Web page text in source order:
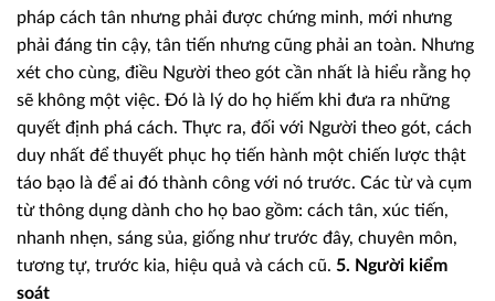
pháp cách tân nhưng phải được chứng minh, mới nhưng
phải đáng tin cậy, tân tiến nhưng cũng phải an toàn. Nhưng
xét cho cùng, điều Người theo gót cần nhất là hiểu rằng họ
sẽ không một việc. Đó là lý do họ hiếm khi đưa ra những
quyết định phá cách. Thực ra, đối với Người theo gót, cách
duy nhất để thuyết phục họ tiến hành một chiến lược thật
táo bạo là để ai đó thành công với nó trước. Các từ và cụm
từ thông dụng dành cho họ bao gồm: cách tân, xúc tiến,
nhanh nhẹn, sáng sủa, giống như trước đây, chuyên môn,
tương tự, trước kia, hiệu quả và cách cũ. 5. Người kiểm
soát